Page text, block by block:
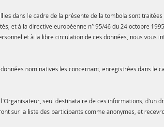
dans le cadre de la présente de la tombola sont
et à la directive européenne n° 95/46 du 24 octobre
et à la libre circulation de ces données, nous vous
nominatives les concernant, enregistrées dans le
seul destinataire de ces informations, d'un
sur la liste des participants comme anonymes, et